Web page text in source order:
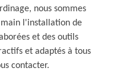
nous sommes
l'installation de
et des outils
et adaptés à tous
contacter.